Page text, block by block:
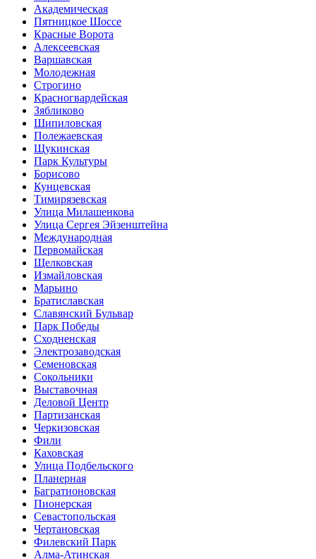
Академическая
Пятницкое Шоссе
Красные Ворота
Алексеевская
Варшавская
Молодежная
Строгино
Красногвардейская
Зябликово
Шипиловская
Полежаевская
Щукинская
Парк Культуры
Борисово
Кунцевская
Тимирязевская
Улица Милашенкова
Улица Сергея Эйзенштейна
Международная
Первомайская
Щелковская
Измайловская
Марьино
Братиславская
Славянский Бульвар
Парк Победы
Сходненская
Электрозаводская
Семеновская
Сокольники
Выставочная
Деловой Центр
Партизанская
Черкизовская
Фили
Каховская
Улица Подбельского
Планерная
Багратионовская
Пионерская
Севастопольская
Чертановская
Филевский Парк
Алма-Атинская